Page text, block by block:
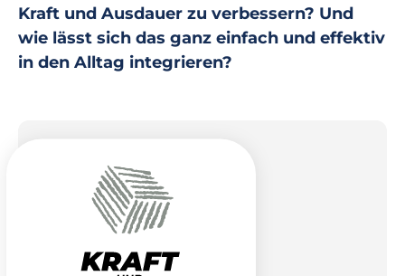
Kraft und Ausdauer zu verbessern? Und
wie lässt sich das ganz einfach und effektiv
in den Alltag integrieren?